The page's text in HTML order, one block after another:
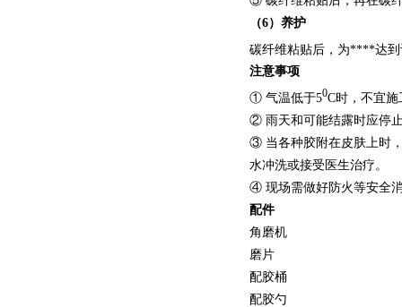
（6）养护
碳纤维粘贴后，为****达到
注意事项
① 气温低于50C时，不宜施
② 雨天和可能结露时应停
③ 当各种胶附在皮肤上时
水冲洗或接受医生治疗。
④ 现场需做好防火等安全
配件
角磨机
磨片
配胶桶
配胶勺